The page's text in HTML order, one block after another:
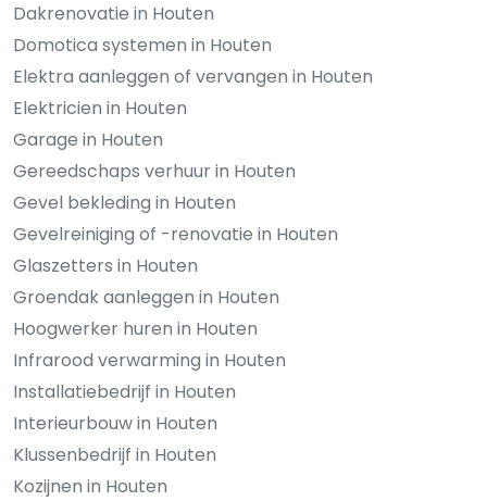
Dakrenovatie in Houten
Domotica systemen in Houten
Elektra aanleggen of vervangen in Houten
Elektricien in Houten
Garage in Houten
Gereedschaps verhuur in Houten
Gevel bekleding in Houten
Gevelreiniging of -renovatie in Houten
Glaszetters in Houten
Groendak aanleggen in Houten
Hoogwerker huren in Houten
Infrarood verwarming in Houten
Installatiebedrijf in Houten
Interieurbouw in Houten
Klussenbedrijf in Houten
Kozijnen in Houten